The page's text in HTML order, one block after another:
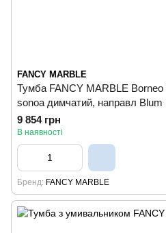
FANCY MARBLE
Тумба FANCY MARBLE Borneo
sonoa димчатий, направл Blum
9 854 грн
В наявності
Бренд FANCY MARBLE